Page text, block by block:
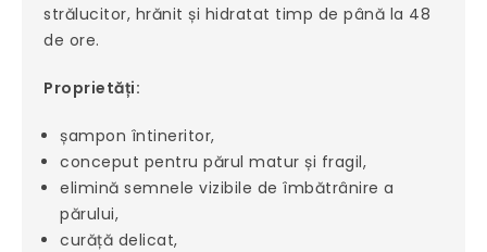
strălucitor, hrănit și hidratat timp de până la 48
de ore.
Proprietăți:
șampon întineritor,
conceput pentru părul matur și fragil,
elimină semnele vizibile de îmbătrânire a
părului,
curăță delicat,